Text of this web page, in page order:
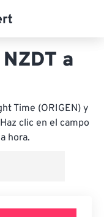
a
Time (ORIGEN) y
clic en el campo
hora.